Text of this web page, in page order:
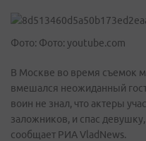
Фото: Фото: youtube.com
В Москве во время съемок
вмешался неожиданный
воин не знал, что актеры
заложников, и спас
сообщает РИА VladNews.